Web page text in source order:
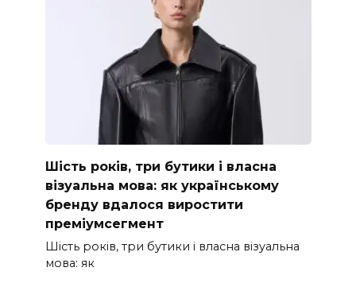
Шість років, три бутики і власна
візуальна мова: як українському
бренду вдалося виростити
преміумсегмент
Шість років, три бутики і власна візуальна
мова: як